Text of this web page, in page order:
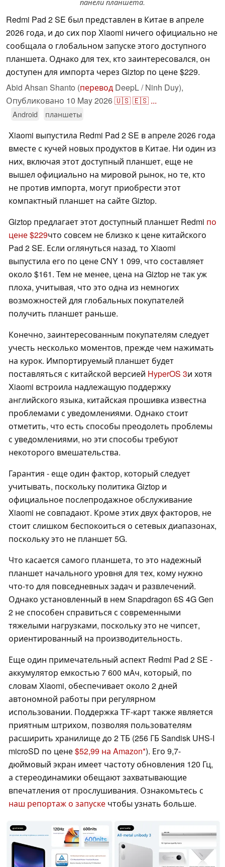
панели планшета.
Redmi Pad 2 SE был представлен в Китае в апреле
2026 года, и до сих пор Xiaomi ничего официально не
сообщала о глобальном запуске этого доступного
планшета. Однако для тех, кто заинтересовался, он
доступен для импорта через Giztop по цене $229.
Abid Ahsan Shanto (перевод DeepL / Ninh Duy),
Опубликовано 10 May 2026🇺🇸🇪🇸 ...
Android планшеты
Xiaomi выпустила Redmi Pad 2 SE в апреле 2026 года
вместе с кучей новых продуктов в Китае. Ни один из
них, включая этот доступный планшет, еще не
вышел официально на мировой рынок, но те, кто
не против импорта, могут приобрести этот
компактный планшет на сайте Giztop.
Giztop предлагает этот доступный планшет Redmi по
цене $229что совсем не близко к цене китайского
Pad 2 SE. Если оглянуться назад, то Xiaomi
выпустила его по цене CNY 1 099, что составляет
около $161. Тем не менее, цена на Giztop не так уж
плоха, учитывая, что это одна из немногих
возможностей для глобальных покупателей
получить планшет раньше.
Конечно, заинтересованным покупателям следует
учесть несколько моментов, прежде чем нажимать
на курок. Импортируемый планшет будет
поставляться с китайской версией HyperOS 3и хотя
Xiaomi встроила надлежащую поддержку
английского языка, китайская прошивка известна
проблемами с уведомлениями. Однако стоит
отметить, что есть способы преодолеть проблемы
с уведомлениями, но эти способы требуют
некоторого вмешательства.
Гарантия - еще один фактор, который следует
учитывать, поскольку политика Giztop и
официальное послепродажное обслуживание
Xiaomi не совпадают. Кроме этих двух факторов, не
стоит слишком беспокоиться о сетевых диапазонах,
поскольку это не планшет 5G.
Что касается самого планшета, то это надежный
планшет начального уровня для тех, кому нужно
что-то для повседневных задач и развлечений.
Однако установленный в нем Snapdragon 6S 4G Gen
2 не способен справиться с современными
тяжелыми нагрузками, поскольку это не чипсет,
ориентированный на производительность.
Еще один примечательный аспект Redmi Pad 2 SE -
аккумулятор емкостью 7 600 мАч, который, по
словам Xiaomi, обеспечивает около 2 дней
автономной работы при регулярном
использовании. Поддержка TF-карт также является
приятным штрихом, позволяя пользователям
расширить хранилище до 2 ТБ (256 ГБ Sandisk UHS-I
microSD по цене$52,99 на Amazon ). Его 9,7-
дюймовый экран имеет частоту обновления 120 Гц,
а стереодинамики обещают захватывающие
впечатления от прослушивания. Ознакомьтесь с
наш репортаж о запуске чтобы узнать больше.